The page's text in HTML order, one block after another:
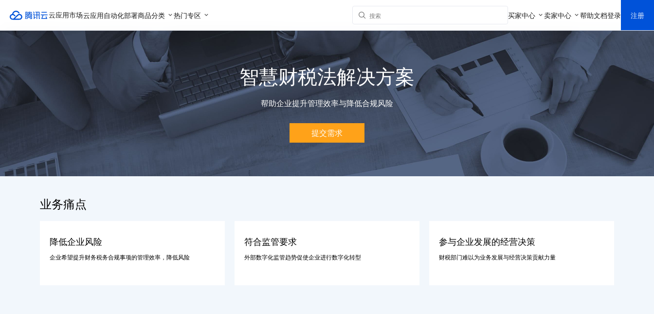
云应用市场云应用自动化部署商品分类 热门专区 买家中心 卖家中心 帮助文档登录 注册
智慧财税法解决方案
帮助企业提升管理效率与降低合规风险
提交需求
业务痛点
降低企业风险
企业希望提升财务税务合规事项的管理效率，降低风险
符合监管要求
外部数字化监管趋势促使企业进行数字化转型
参与企业发展的经营决策
财税部门难以为业务发展与经营决策贡献力量